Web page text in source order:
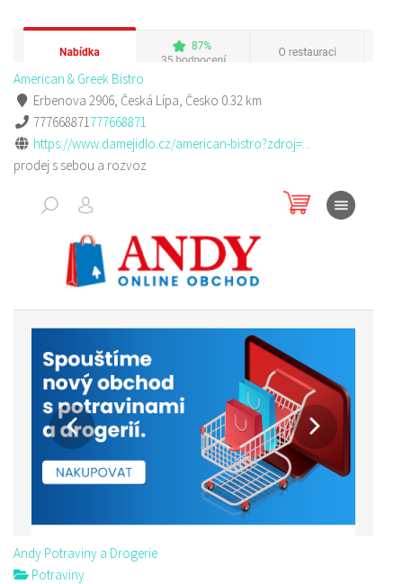
American & Greek Bistro
Erbenova 2906, Česká Lípa, Česko 0.32 km
777668871777668871
https://www.damejidlo.cz/american-bistro?zdroj=...
prodej s sebou a rozvoz
Andy Potraviny a Drogerie
Potraviny